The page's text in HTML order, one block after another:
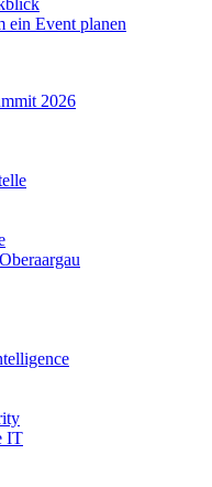
ein Event planen
2026
IT